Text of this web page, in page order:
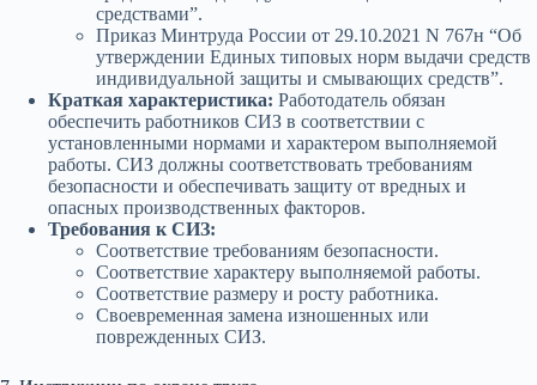
средствами”.
Приказ Минтруда России от 29.10.2021 N 767н “Об
утверждении Единых типовых норм выдачи средств
индивидуальной защиты и смывающих средств”.
Краткая характеристика: Работодатель обязан
обеспечить работников СИЗ в соответствии с
установленными нормами и характером выполняемой
работы. СИЗ должны соответствовать требованиям
безопасности и обеспечивать защиту от вредных и
опасных производственных факторов.
Требования к СИЗ:
Соответствие требованиям безопасности.
Соответствие характеру выполняемой работы.
Соответствие размеру и росту работника.
Своевременная замена изношенных или
поврежденных СИЗ.